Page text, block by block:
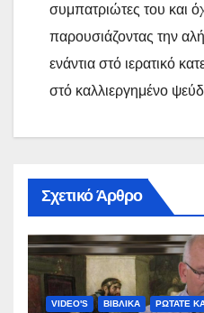
συμπατριώτες του και
παρουσιάζοντας την
ενάντια στό ιερατικό
στό καλλιεργημένο
Σχετικό Άρθρο
VIDEO'S ΒΙΒΛΙΚΑ ΡΩΤΑΤΕ